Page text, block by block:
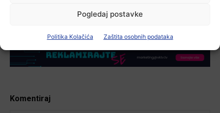
Pogledaj postavke
Politika Kolačića Zaštita osobnih podataka
Komentiraj